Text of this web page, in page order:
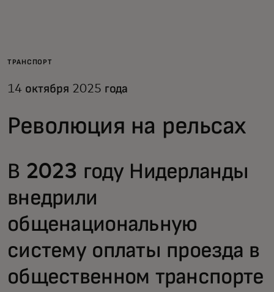
Для бизнеса
Новости и тренды
ТРАНСПОРТ
14 октября 2025 года
Революция на рельсах
В 2023 году Нидерланды
внедрили
общенациональную
систему оплаты проезда в
общественном транспорте